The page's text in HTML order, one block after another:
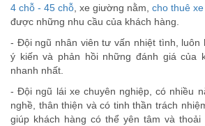
4 chỗ - 45 chỗ , xe giường nằm, cho thuê
được những nhu cầu của khách hàng.
- Đội ngũ nhân viên tư vấn nhiệt tình, luôn
ý kiến và phản hồi những đánh giá của
nhanh nhất.
- Đội ngũ lái xe chuyên nghiệp, có nhiều
nghề, thân thiện và có tinh thần trách
giúp khách hàng có thể yên tâm và thoải